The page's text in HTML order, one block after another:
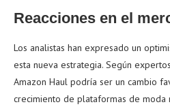
Reacciones en el
Los analistas han expresado un
esta nueva estrategia. Según
Amazon Haul podría ser un cambio
crecimiento de plataformas de moda